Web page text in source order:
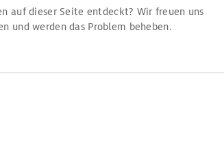
auf dieser Seite entdeckt? Wir freuen uns
und werden das Problem beheben.